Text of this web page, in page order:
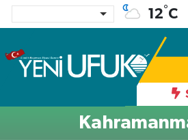
12°C
Namaz Vakitleri